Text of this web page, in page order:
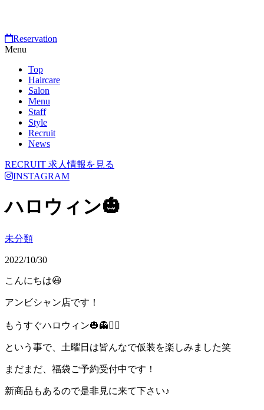
Reservation
Menu
Top
Haircare
Salon
Menu
Staff
Style
Recruit
News
RECRUIT 求人情報を見る
INSTAGRAM
ハロウィン🎃
未分類
2022/10/30
こんにちは😃
アンビシャン店です！
もうすぐハロウィン🎃👻🧟‍♀️
という事で、土曜日は皆んなで仮装を楽しみました笑
まだまだ、福袋ご予約受付中です！
新商品もあるので是非見に来て下さい♪